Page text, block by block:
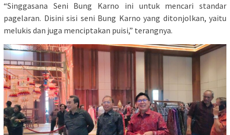
“Singgasana Seni Bung Karno ini untuk mencari standar
pagelaran. Disini sisi seni Bung Karno yang ditonjolkan, yaitu
melukis dan juga menciptakan puisi,” terangnya.